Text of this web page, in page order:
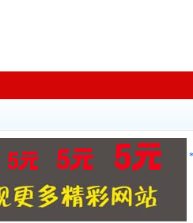
*